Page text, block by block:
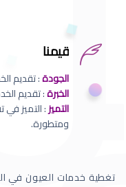
قيمنا
الجودة: تقديم
الخبرة: تقديم
التميز: التميز في
ومتطورة.
تغطية خدمات العيون في